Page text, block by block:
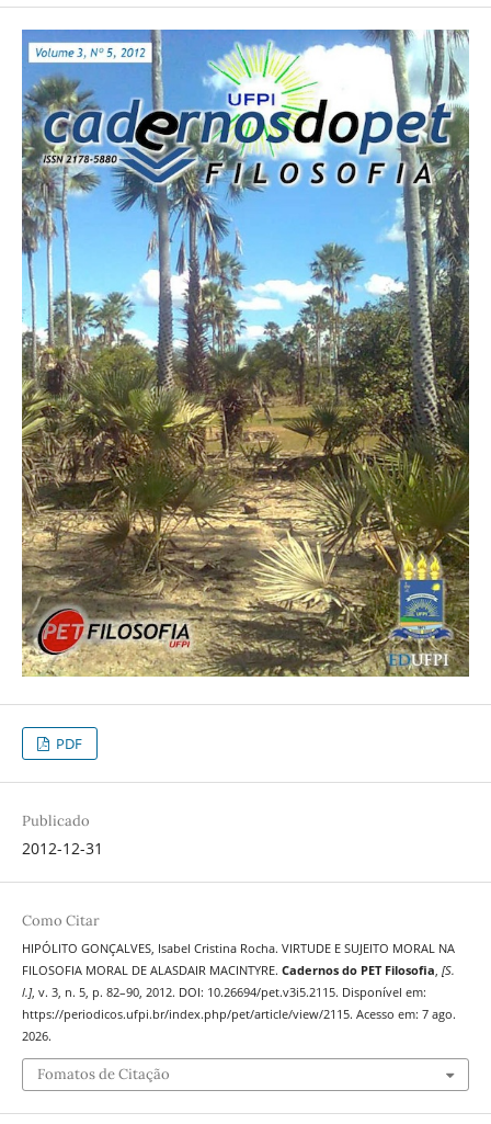
PDF
Publicado
2012-12-31
Como Citar
HIPÓLITO GONÇALVES, Isabel Cristina Rocha. VIRTUDE E SUJEITO MORAL NA
FILOSOFIA MORAL DE ALASDAIR MACINTYRE. Cadernos do PET Filosofia [S.
l.], v. 3, n. 5, p. 82–90, 2012. DOI: 10.26694/pet.v3i5.2115. Disponível em:
https://periodicos.ufpi.br/index.php/pet/article/view/2115. Acesso em: 7 ago.
2026.
Fomatos de Citação